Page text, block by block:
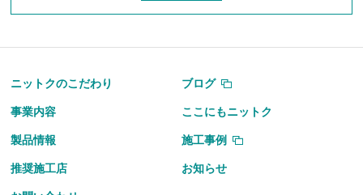
ニットクのこだわり ブログ
事業内容 ここにもニットク
製品情報 施工事例
推奨施工店 お知らせ